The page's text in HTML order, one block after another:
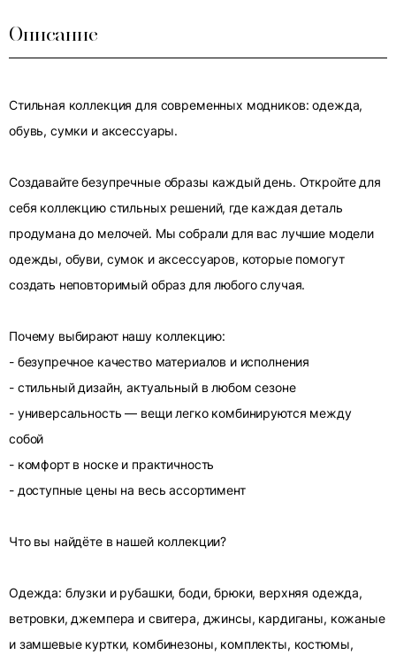
Описание
Стильная коллекция для современных модников: одежда,
обувь, сумки и аксессуары.
Создавайте безупречные образы каждый день. Откройте для
себя коллекцию стильных решений, где каждая деталь
продумана до мелочей. Мы собрали для вас лучшие модели
одежды, обуви, сумок и аксессуаров, которые помогут
создать неповторимый образ для любого случая.
Почему выбирают нашу коллекцию:
- безупречное качество материалов и исполнения
- стильный дизайн, актуальный в любом сезоне
- универсальность — вещи легко комбинируются между
собой
- комфорт в носке и практичность
- доступные цены на весь ассортимент
Что вы найдёте в нашей коллекции?
Одежда: блузки и рубашки, боди, брюки, верхняя одежда,
ветровки, джемпера и свитера, джинсы, кардиганы, кожаные
и замшевые куртки, комбинезоны, комплекты, костюмы,